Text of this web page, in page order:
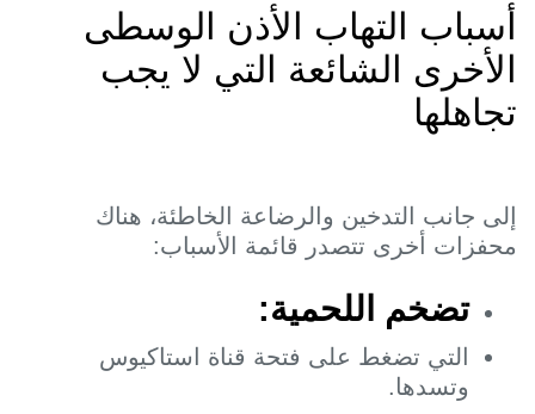
التهاب الأذن الوسطى
الشائعة التي لا يجب
جانب التدخين والرضاعة الخاطئة، هناك
أخرى تتصدر قائمة الأسباب:
تضخم اللحمية:
التي تضغط على فتحة قناة استاكيوس
وتسدها.